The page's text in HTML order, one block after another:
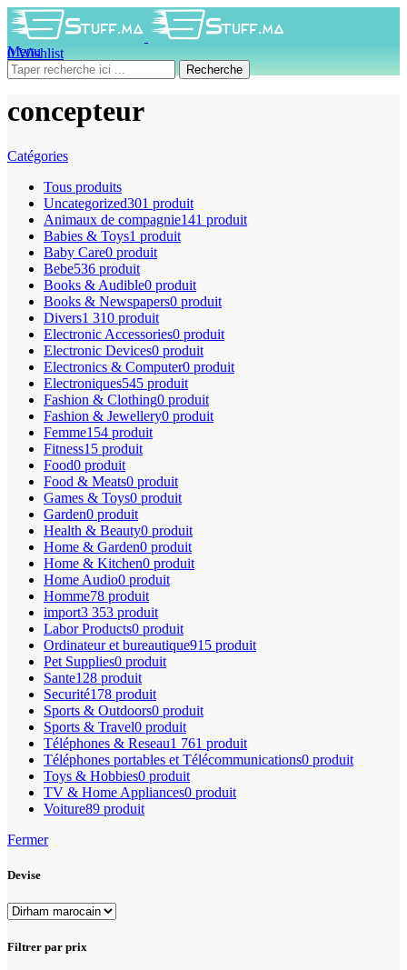
0Wishlist
0produit 0DH
Menu
Recherche
concepteur
Catégories
Tous produits
Uncategorized301 produit
Animaux de compagnie141 produit
Babies & Toys1 produit
Baby Care0 produit
Bebe536 produit
Books & Audible0 produit
Books & Newspapers0 produit
Divers1 310 produit
Electronic Accessories0 produit
Electronic Devices0 produit
Electronics & Computer0 produit
Electroniques545 produit
Fashion & Clothing0 produit
Fashion & Jewellery0 produit
Femme154 produit
Fitness15 produit
Food0 produit
Food & Meats0 produit
Games & Toys0 produit
Garden0 produit
Health & Beauty0 produit
Home & Garden0 produit
Home & Kitchen0 produit
Home Audio0 produit
Homme78 produit
import3 353 produit
Labor Products0 produit
Ordinateur et bureautique915 produit
Pet Supplies0 produit
Sante128 produit
Securité178 produit
Sports & Outdoors0 produit
Sports & Travel0 produit
Téléphones & Reseau1 761 produit
Téléphones portables et Télécommunications0 produit
Toys & Hobbies0 produit
TV & Home Appliances0 produit
Voiture89 produit
Fermer
Devise
Filtrer par prix